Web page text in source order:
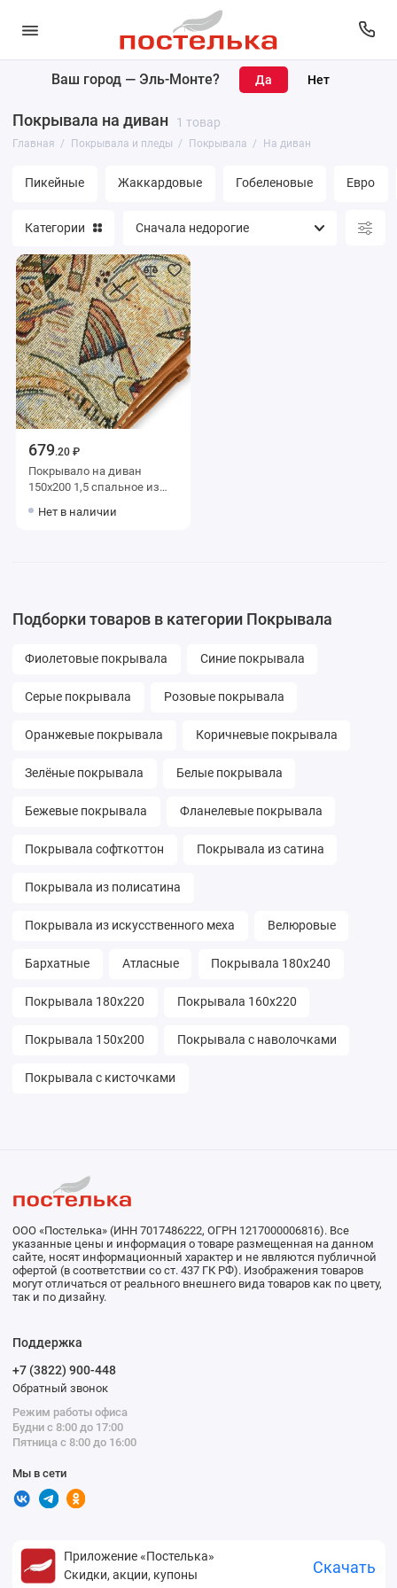
Ваш город — Эль-Монте?
Покрывала на диван 1 товар
Главная Покрывала и пледы Покрывала На диван
Пикейные Жаккардовые Гобеленовые Евро
Пледы
Накидки
Категории
679.20 ₽
Покрывало на диван
150х200 1,5 спальное из
Орионтекс
Нет в наличии
Подборки товаров в категории Покрывала
Фиолетовые покрывала Синие покрывала
Серые покрывала Розовые покрывала
Оранжевые покрывала Коричневые покрывала
Зелёные покрывала Белые покрывала
Бежевые покрывала Фланелевые покрывала
Покрывала софткоттон Покрывала из сатина
Покрывала из полисатина
Покрывала из искусственного меха Велюровые
Бархатные Атласные Покрывала 180х240
Покрывала 180х220 Покрывала 160х220
Покрывала 150х200 Покрывала с наволочками
Покрывала с кисточками
ООО «Постелька» (ИНН 7017486222, ОГРН 1217000006816). Все
указанные цены и информация о товаре размещенная на данном
сайте, носят информационный характер и не являются публичной
офертой (в соответствии со ст. 437 ГК РФ). Изображения товаров
могут отличаться от реального внешнего вида товаров как по цвету,
так и по дизайну.
Поддержка
+7 (3822) 900-448
Обратный звонок
Режим работы офиса
Будни с 8:00 до 17:00
Пятница с 8:00 до 16:00
Мы в сети
Приложение «Постелька»
Скидки, акции, купоны
Скачать